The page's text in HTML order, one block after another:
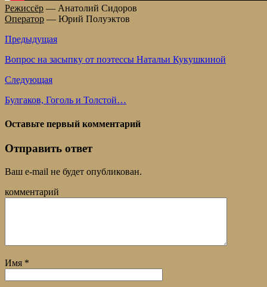
Режиссёр — Анатолий Сидоров
Оператор — Юрий Полуэктов
Предыдущая
Вопрос на засыпку от поэтессы Натальи Кукушкиной
Следующая
Булгаков, Гоголь и Толстой…
Оставьте первый комментарий
Отправить ответ
Ваш e-mail не будет опубликован.
комментарий
Имя *